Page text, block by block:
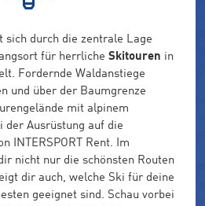
sich durch die zentrale Lage
für herrliche Skitouren in
Fordernde Waldanstiege
und über der Baumgrenze
mit alpinem
der Ausrüstung auf die
INTERSPORT Rent. Im
nicht nur die schönsten Routen
dir auch, welche Ski für deine
geeignet sind. Schau vorbei